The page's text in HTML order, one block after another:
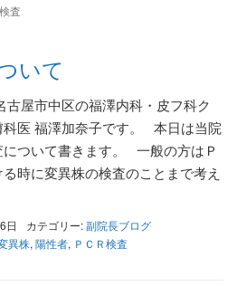
査
いて
古屋市中区の福澤内科・皮フ科ク
科医 福澤加奈子です。 本日は当院
ついて書きます。 一般の方はＰ
時に変異株の検査のことまで考え
日 カテゴリー:副院長ブログ
異株, 陽性者, ＰＣＲ検査